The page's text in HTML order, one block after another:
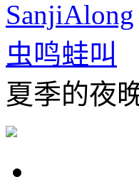
SanjiAlong
虫鸣蛙叫
夏季的夜